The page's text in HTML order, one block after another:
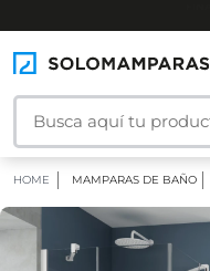
HOME MAMPARAS DE BAÑO